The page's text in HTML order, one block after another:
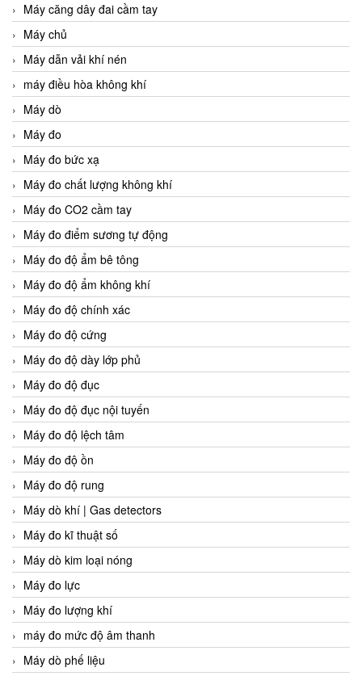
Máy căng dây đai cầm tay
Máy chủ
Máy dẫn vải khí nén
máy điều hòa không khí
Máy dò
Máy đo
Máy đo bức xạ
Máy đo chất lượng không khí
Máy đo CO2 cầm tay
Máy đo điểm sương tự động
Máy đo độ ẩm bê tông
Máy đo độ ẩm không khí
Máy đo độ chính xác
Máy đo độ cứng
Máy đo độ dày lớp phủ
Máy đo độ đục
Máy đo độ đục nội tuyến
Máy đo độ lệch tâm
Máy đo độ ồn
Máy đo độ rung
Máy dò khí | Gas detectors
Máy đo kĩ thuật số
Máy dò kim loại nóng
Máy đo lực
Máy đo lượng khí
máy đo mức độ âm thanh
Máy dò phế liệu